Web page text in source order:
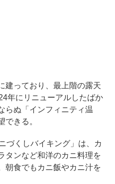
っており、最上階の露天
年にリニューアルしたばか
らぬ「インフィニティ温
できる。
づくしバイキング」は、カ
タンなど和洋のカニ料理を
朝食でもカニ飯やカニ汁を